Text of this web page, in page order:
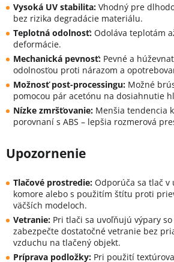
Vysoká UV stabilita: Vhodný pre
bez rizika degradácie materiálu.
Teplotná odolnosť: Odoláva teplotám
deformácie.
Mechanická pevnosť: Pevné a
odolnosťou proti nárazom a
Možnosť post-processingu: Možné
pomocou pár acetónu na dosiahnutie
Nízke zmršťovanie: Menšia tendencia
porovnaní s ABS – lepšia rozmerová
Upozornenie
Tlačové prostredie: Odporúča sa tlač v
komore alebo s použitím štítu proti
väčších modeloch.
Vetranie: Pri tlači sa uvoľňujú výpary
zabezpečte dostatočné vetranie bez
vzduchu na tlačený objekt.
Príprava podložky: Pri použití